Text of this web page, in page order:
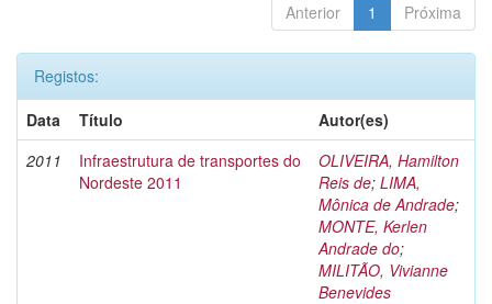
Anterior 1 Próxima
Registos:
Data
Título
Autor(es)
2011
Infraestrutura de transportes do
Nordeste 2011
OLIVEIRA, Hamilton
Reis de; LIMA,
Mônica de Andrade;
MONTE, Kerlen
Andrade do;
MILITÃO, Vivianne
Benevides